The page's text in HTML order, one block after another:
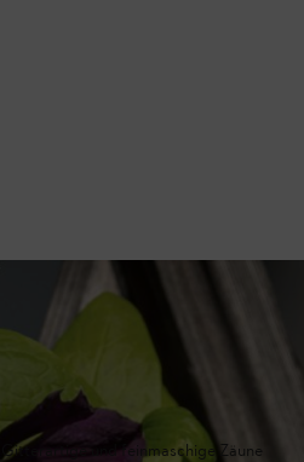
Gitterartige und feinmaschige Zäune